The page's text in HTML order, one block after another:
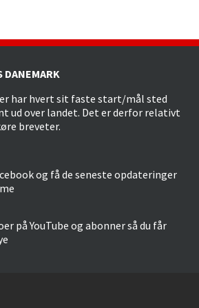
DANEMARK
har hvert sit faste start/mål sted
ud over landet. Det er derfor relativt
breveter.
og få de seneste opdateringer
på YouTube og abonner så du får